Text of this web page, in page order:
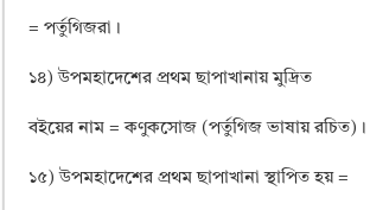
= পর্তুগিজরা।
১৪) উপমহাদেশের প্রথম ছাপাখানায় মুদ্রিত
বইয়ের নাম = কণুকসোজ (পর্তুগিজ ভাষায় রচিত)।
১৫) উপমহাদেশের প্রথম ছাপাখানা স্থাপিত হয় =